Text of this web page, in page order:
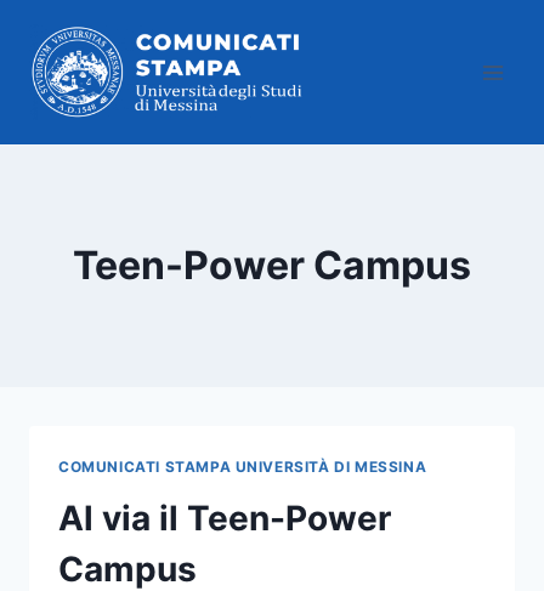
contenuto
Teen-Power Campus
COMUNICATI STAMPA UNIVERSITÀ DI MESSINA
Al via il Teen-Power
Campus